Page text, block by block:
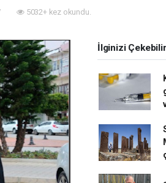
5032+ kez okundu.
İlginizi Çekebilir